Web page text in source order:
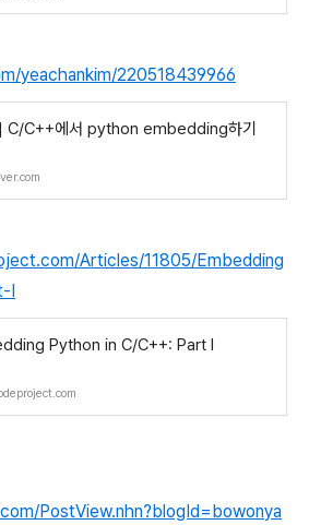
yeachankim/220518439966
C/C++에서 python embedding하기
Articles/11805/Embedding
I
Python in C/C++: Part I
PostView.nhn?blogId=bowonya